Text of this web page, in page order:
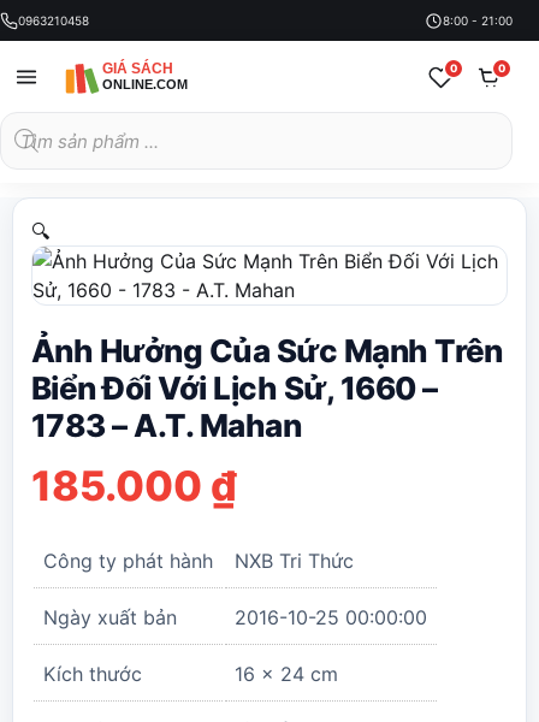
0963210458 8:00 - 21:00
kiếm
sản
0 0
🔍
Ảnh Hưởng Của Sức Mạnh Trên
Biển Đối Với Lịch Sử, 1660 –
1783 – A.T. Mahan
185.000 ₫
Công ty phát hành NXB Tri Thức
Ngày xuất bản 2016-10-25 00:00:00
Kích thước 16 x 24 cm